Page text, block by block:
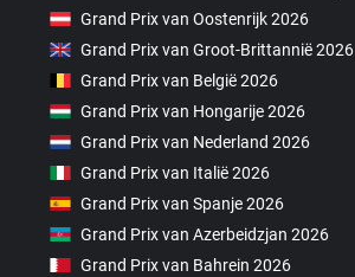
Grand Prix van Oostenrijk 2026
Grand Prix van Groot-Brittannië 2026
Grand Prix van België 2026
Grand Prix van Hongarije 2026
Grand Prix van Nederland 2026
Grand Prix van Italië 2026
Grand Prix van Spanje 2026
Grand Prix van Azerbeidzjan 2026
Grand Prix van Bahrein 2026